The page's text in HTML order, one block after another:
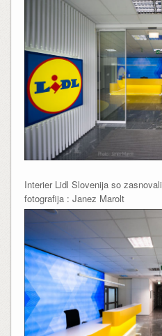
Interier Lidl Slovenija so zasnovali
fotografija : Janez Marolt